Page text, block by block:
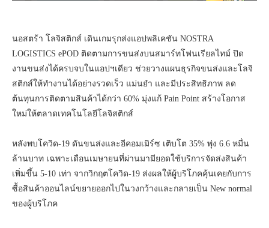
นอสตร้า โลจิสติกส์ เดินเกมรุกส่งแอปพลิเคชัน NOSTRA
LOGISTICS ePOD ติดตามการขนส่งบนสมาร์ทโฟนเรียลไทม์ ปิด
งานขนส่งได้ครบจบในแอปฯเดียว ช่วยวางแผนธุรกิจขนส่งและโลจิ
สติกส์ให้ทำงานได้อย่างรวดเร็ว แม่นยำ และมีประสิทธิภาพ ลด
ต้นทุนการติดตามสินค้าได้กว่า 60% มุ่งแก้ Pain Point สร้างโอกาส
ใหม่ให้ตลาดเทคโนโลยีโลจิสติกส์
หลังพบโควิด-19 ดันขนส่งและอีคอมเมิร์ซ เติบโต 35% พุ่ง 6.6 หมื่น
ล้านบาท เฉพาะเดือนเมษายนที่ผ่านมามียอดใช้บริการจัดส่งสินค้า
เพิ่มขึ้น 5-10 เท่า จากวิกฤตโควิด-19 ส่งผลให้ผู้บริโภคคุ้นเคยกับการ
ซื้อสินค้าออนไลน์ขยายออกไปในวงกว้างและกลายเป็น New normal
ของผู้บริโภค